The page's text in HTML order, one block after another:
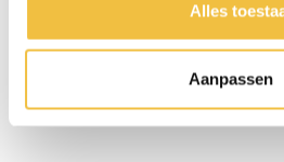
Alles
Aanpassen